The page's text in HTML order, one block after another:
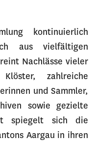
kontinuierlich
aus vielfältigen
Nachlässe vieler
zahlreiche
und Sammler,
sowie gezielte
spiegelt sich die
Aargau in ihren